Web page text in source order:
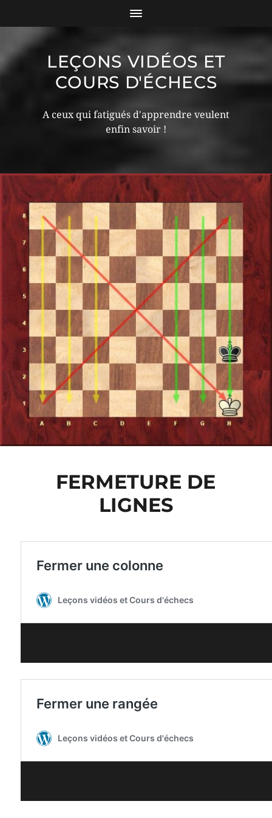
LEÇONS VIDÉOS ET
COURS D'ÉCHECS
A ceux qui fatigués d'apprendre veulent
enfin savoir !
FERMETURE DE
LIGNES